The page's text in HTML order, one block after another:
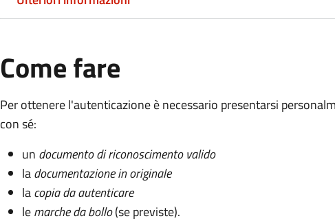
Come fare
Per ottenere l'autenticazione è necessario presentarsi
con sé:
un documento di riconoscimento valido
ladocumentazione in originale
lacopia da autenticare
lemarche da bollo(se previste).